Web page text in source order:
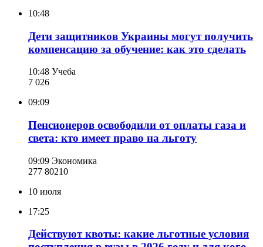
10:48
Дети защитников Украины могут получить
компенсацию за обучение: как это сделать
10:48 Учеба
7 026
09:09
Пенсионеров освободили от оплаты газа и
света: кто имеет право на льготу
09:09 Экономика
277 80210
10 июля
17:25
Действуют квоты: какие льготные условия